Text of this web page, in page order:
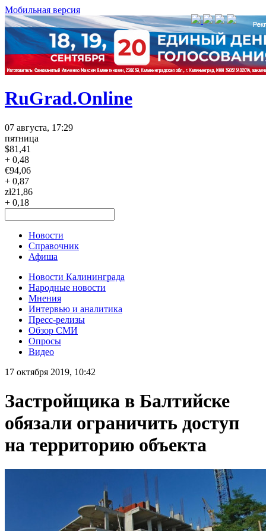
Мобильная версия
RuGrad.Online
07 августа, 17:29
пятница
$81,41
+ 0,48
€94,06
+ 0,87
zł21,86
+ 0,18
Новости
Справочник
Афиша
Новости Калининграда
Народные новости
Мнения
Интервью и аналитика
Пресс-релизы
Обзор СМИ
Опросы
Видео
17 октября 2019, 10:42
Застройщика в Балтийске
обязали ограничить доступ
на территорию объекта